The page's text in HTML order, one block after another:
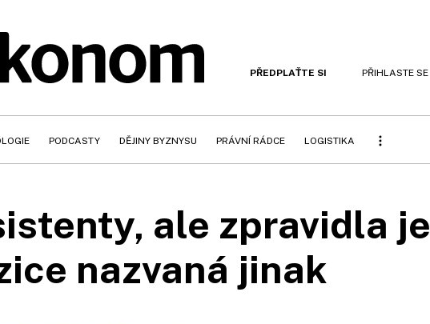
PŘEDPLAŤTE SI PŘIHLASTE SE
PODCASTY DĚJINY BYZNYSU PRÁVNÍ RÁDCE LOGISTIKA
ale zpravidla je
nazvaná jinak